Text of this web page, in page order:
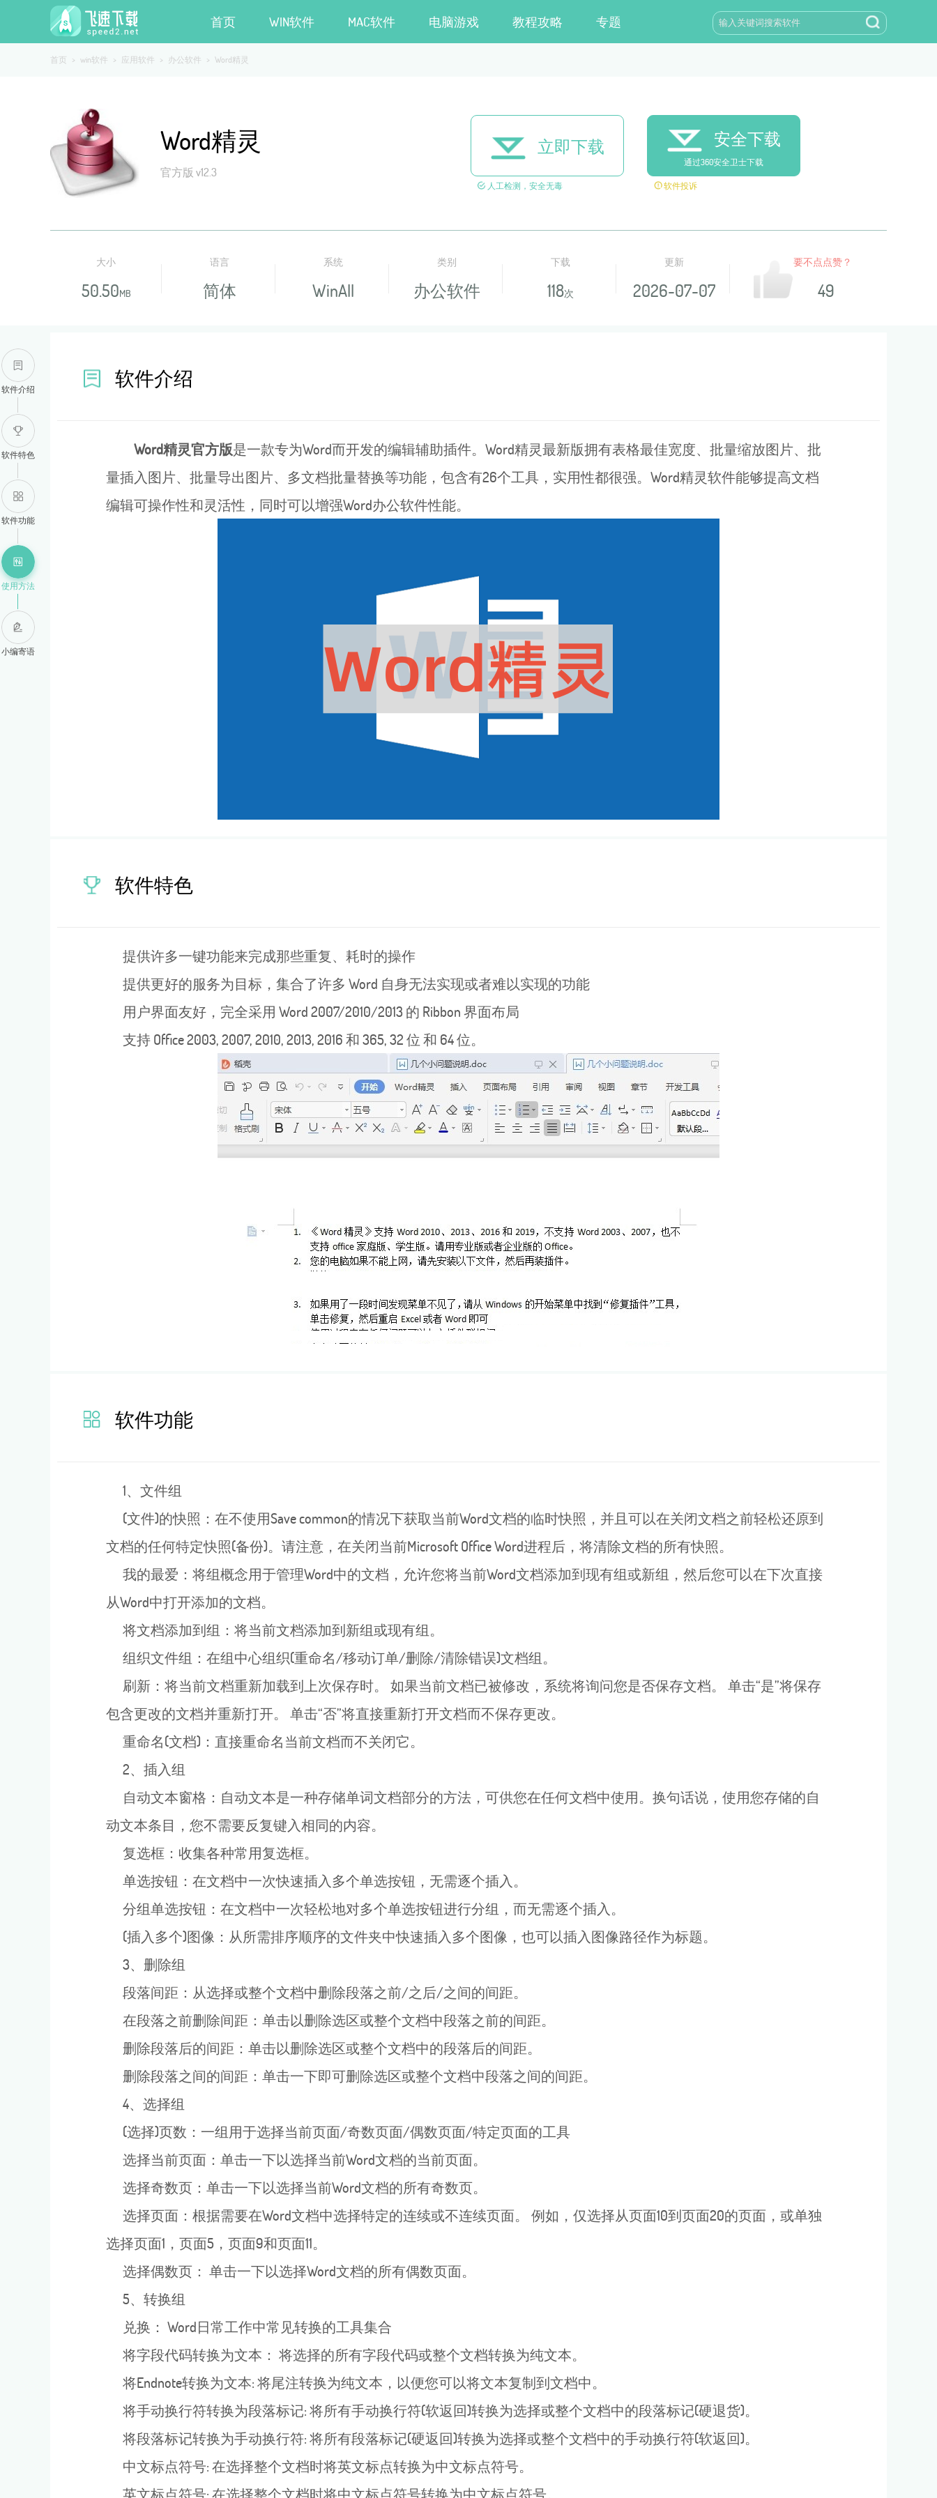
首页 WIN软件 MAC软件 电脑游戏 教程攻略 专题
首页 > win软件 > 应用软件 > 办公软件 > Word精灵
Word精灵
官方版 v12.3
立即下载
人工检测，安全无毒
安全下载
通过360安全卫士下载
软件投诉
大小
50.50MB
语言
简体
系统
WinAll
类别
办公软件
下载
118次
更新
2026-07-07
要不点点赞？
49
软件介绍
Word精灵官方版是一款专为Word而开发的编辑辅助插件。Word精灵最新版拥有表格最佳宽度、批量缩放图片、批
量插入图片、批量导出图片、多文档批量替换等功能，包含有26个工具，实用性都很强。Word精灵软件能够提高文档
编辑可操作性和灵活性，同时可以增强Word办公软件性能。
软件特色
提供许多一键功能来完成那些重复、耗时的操作
提供更好的服务为目标，集合了许多 Word 自身无法实现或者难以实现的功能
用户界面友好，完全采用 Word 2007/2010/2013 的 Ribbon 界面布局
支持 Office 2003, 2007, 2010, 2013, 2016 和 365, 32 位 和 64 位。
软件功能
1、文件组
(文件)的快照：在不使用Save common的情况下获取当前Word文档的临时快照，并且可以在关闭文档之前轻松还原到
文档的任何特定快照(备份)。请注意，在关闭当前Microsoft Office Word进程后，将清除文档的所有快照。
我的最爱：将组概念用于管理Word中的文档，允许您将当前Word文档添加到现有组或新组，然后您可以在下次直接
从Word中打开添加的文档。
将文档添加到组：将当前文档添加到新组或现有组。
组织文件组：在组中心组织(重命名/移动订单/删除/清除错误)文档组。
刷新：将当前文档重新加载到上次保存时。 如果当前文档已被修改，系统将询问您是否保存文档。 单击“是”将保存
包含更改的文档并重新打开。 单击“否”将直接重新打开文档而不保存更改。
重命名(文档)：直接重命名当前文档而不关闭它。
2、插入组
自动文本窗格：自动文本是一种存储单词文档部分的方法，可供您在任何文档中使用。换句话说，使用您存储的自
动文本条目，您不需要反复键入相同的内容。
复选框：收集各种常用复选框。
单选按钮：在文档中一次快速插入多个单选按钮，无需逐个插入。
分组单选按钮：在文档中一次轻松地对多个单选按钮进行分组，而无需逐个插入。
(插入多个)图像：从所需排序顺序的文件夹中快速插入多个图像，也可以插入图像路径作为标题。
3、删除组
段落间距：从选择或整个文档中删除段落之前/之后/之间的间距。
在段落之前删除间距：单击以删除选区或整个文档中段落之前的间距。
删除段落后的间距：单击以删除选区或整个文档中的段落后的间距。
删除段落之间的间距：单击一下即可删除选区或整个文档中段落之间的间距。
4、选择组
(选择)页数：一组用于选择当前页面/奇数页面/偶数页面/特定页面的工具
选择当前页面：单击一下以选择当前Word文档的当前页面。
选择奇数页：单击一下以选择当前Word文档的所有奇数页。
选择页面：根据需要在Word文档中选择特定的连续或不连续页面。 例如，仅选择从页面10到页面20的页面，或单独
选择页面1，页面5，页面9和页面11。
选择偶数页： 单击一下以选择Word文档的所有偶数页面。
5、转换组
兑换： Word日常工作中常见转换的工具集合
将字段代码转换为文本： 将选择的所有字段代码或整个文档转换为纯文本。
将Endnote转换为文本: 将尾注转换为纯文本，以便您可以将文本复制到文档中。
将手动换行符转换为段落标记: 将所有手动换行符(软返回)转换为选择或整个文档中的段落标记(硬退货)。
将段落标记转换为手动换行符: 将所有段落标记(硬返回)转换为选择或整个文档中的手动换行符(软返回)。
中文标点符号: 在选择整个文档时将英文标点转换为中文标点符号。
英文标点符号: 在选择整个文档时将中文标点符号转换为中文标点符号。
软件介绍
软件特色
软件功能
使用方法
小编寄语